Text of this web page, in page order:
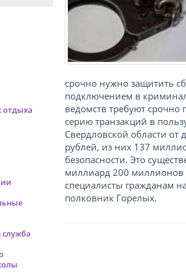
отдыха
служба
срочно нужно защитить
подключением в
ведомств требуют срочно
серию транзакций в
Свердловской области
рублей, из них 137
безопасности. Это
миллиард 200 миллионов
специалисты гражданам
полковник Горелых.